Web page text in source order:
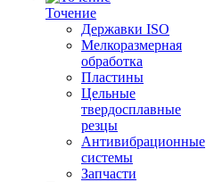
Точение
Державки ISO
Мелкоразмерная
обработка
Пластины
Цельные
твердосплавные
резцы
Антивибрационные
системы
Запчасти